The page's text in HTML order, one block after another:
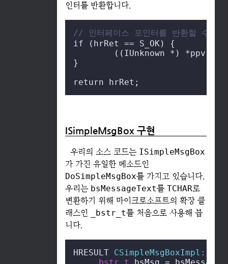
인터를 반환합니다.
// 인터페이스 포인터를 반환할 수 있
if (hrRet == S_OK) {
        ((IUnknown *) *ppv)->
}
return hrRet;
ISimpleMsgBox 구현
우리의 소스 코드는 ISimpleMsgBox
가 가진 유일한 메소드인
DoSimpleMsgBox를 가지고 있습니다.
우리는 bsMessageText를 TCHAR로
변환하기 위해 마이크로소프트의 확장 클
래스인
_bstr_t를 처음으로 사용해 봅
니다.
HRESULT
_bstr_t bsMsg =